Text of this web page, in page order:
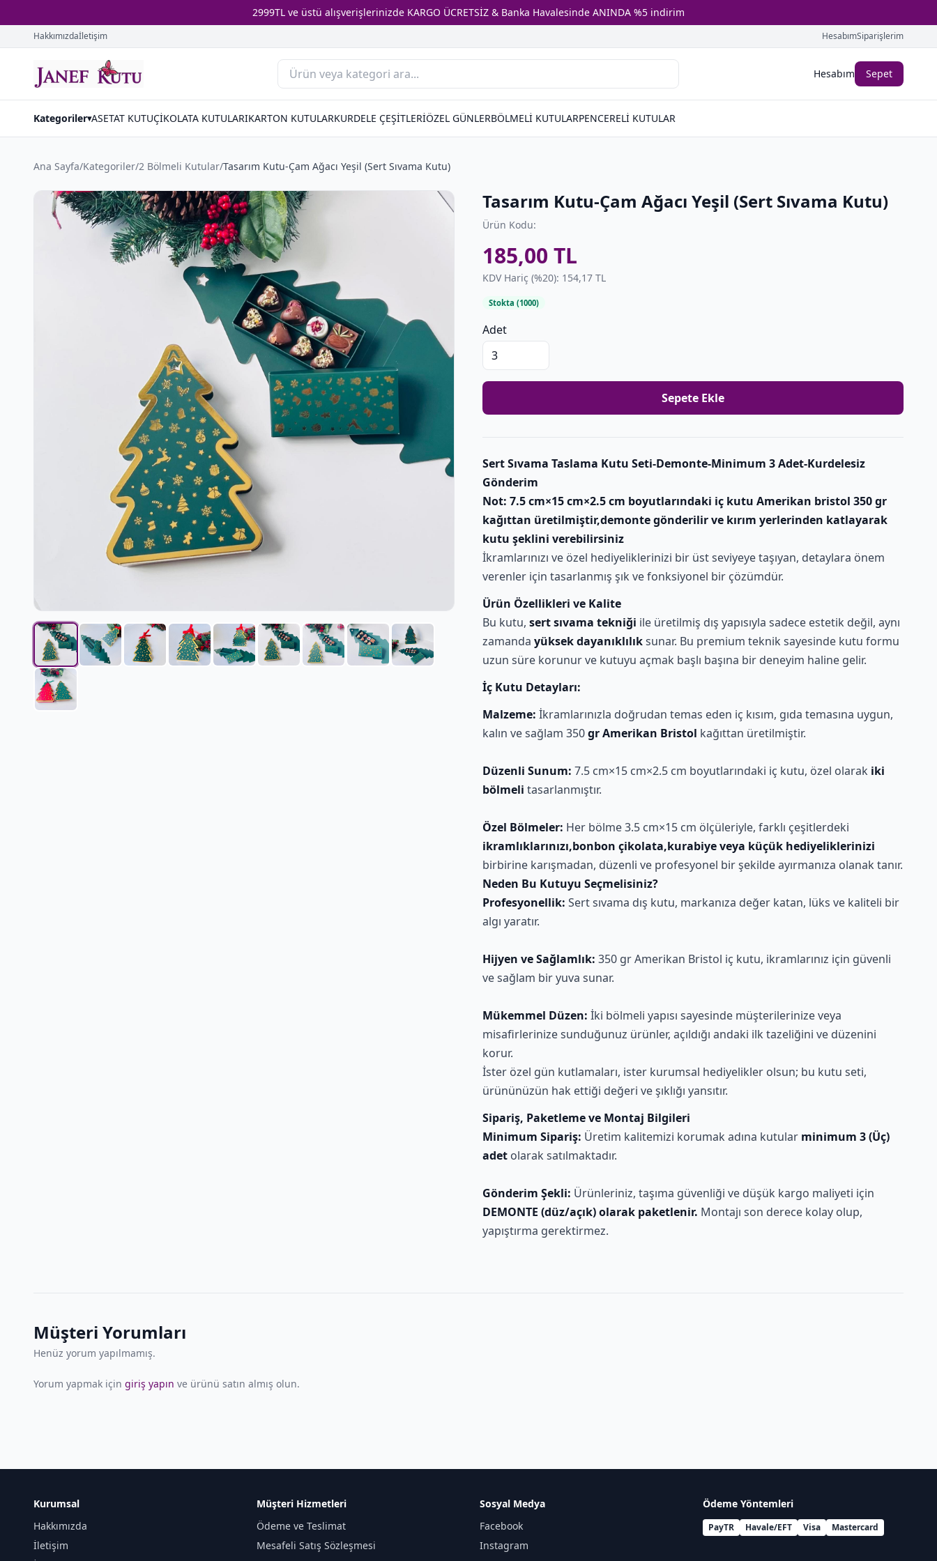
2999TL ve üstü alışverişlerinizde KARGO ÜCRETSİZ & Banka Havalesinde ANINDA %5 indirim
Hakkımızdaİletişim HesabımSiparişlerim
Hesabım Sepet
Kategoriler▾ASETAT KUTUÇİKOLATA KUTULARIKARTON KUTULARKURDELE ÇEŞİTLERİÖZEL GÜNLERBÖLMELİ KUTULARPENCERELİ KUTULAR
Ana Sayfa/Kategoriler/2 Bölmeli Kutular/Tasarım Kutu-Çam Ağacı Yeşil (Sert Sıvama Kutu)
Tasarım Kutu-Çam Ağacı Yeşil (Sert Sıvama Kutu)
Ürün Kodu:
185,00 TL
KDV Hariç (%20): 154,17 TL
Stokta (1000)
Adet
Sepete Ekle
Sert Sıvama Taslama Kutu Seti-Demonte-Minimum 3 Adet-Kurdelesiz
Gönderim
Not: 7.5 cm×15 cm×2.5 cm boyutlarındaki iç kutu Amerikan bristol 350 gr
kağıttan üretilmiştir,demonte gönderilir ve kırım yerlerinden katlayarak
kutu şeklini verebilirsiniz
İkramlarınızı ve özel hediyeliklerinizi bir üst seviyeye taşıyan, detaylara önem
verenler için tasarlanmış şık ve fonksiyonel bir çözümdür.
Ürün Özellikleri ve Kalite
Bu kutu, sert sıvama tekniği ile üretilmiş dış yapısıyla sadece estetik değil, aynı
zamanda yüksek dayanıklılıksunar. Bu premium teknik sayesinde kutu formu
uzun süre korunur ve kutuyu açmak başlı başına bir deneyim haline gelir.
İç Kutu Detayları:
Malzeme: İkramlarınızla doğrudan temas eden iç kısım, gıda temasına uygun,
kalın ve sağlam 350gr Amerikan Bristol kağıttan üretilmiştir.
Düzenli Sunum: 7.5 cm×15 cm×2.5 cm boyutlarındaki iç kutu, özel olarak iki
bölmeli tasarlanmıştır.
Özel Bölmeler: Her bölme 3.5 cm×15 cm ölçüleriyle, farklı çeşitlerdeki
ikramlıklarınızı,bonbon çikolata,kurabiye veya küçük hediyeliklerinizi
birbirine karışmadan, düzenli ve profesyonel bir şekilde ayırmanıza olanak tanır.
Neden Bu Kutuyu Seçmelisiniz?
Profesyonellik: Sert sıvama dış kutu, markanıza değer katan, lüks ve kaliteli bir
algı yaratır.
Hijyen ve Sağlamlık: 350 gr Amerikan Bristol iç kutu, ikramlarınız için güvenli
ve sağlam bir yuva sunar.
Mükemmel Düzen: İki bölmeli yapısı sayesinde müşterilerinize veya
misafirlerinize sunduğunuz ürünler, açıldığı andaki ilk tazeliğini ve düzenini
korur.
İster özel gün kutlamaları, ister kurumsal hediyelikler olsun; bu kutu seti,
ürününüzün hak ettiği değeri ve şıklığı yansıtır.
Sipariş, Paketleme ve Montaj Bilgileri
Minimum Sipariş: Üretim kalitemizi korumak adına kutular minimum 3 (Üç)
adet olarak satılmaktadır.
Gönderim Şekli: Ürünleriniz, taşıma güvenliği ve düşük kargo maliyeti için
DEMONTE (düz/açık) olarak paketlenir. Montajı son derece kolay olup,
yapıştırma gerektirmez.
Müşteri Yorumları
Henüz yorum yapılmamış.
Yorum yapmak için giriş yapın ve ürünü satın almış olun.
Kurumsal
Hakkımızda
İletişim
Müşteri Hizmetleri
Ödeme ve Teslimat
Mesafeli Satış Sözleşmesi
Sosyal Medya
Facebook
Instagram
Ödeme Yöntemleri
PayTR Havale/EFT Visa Mastercard